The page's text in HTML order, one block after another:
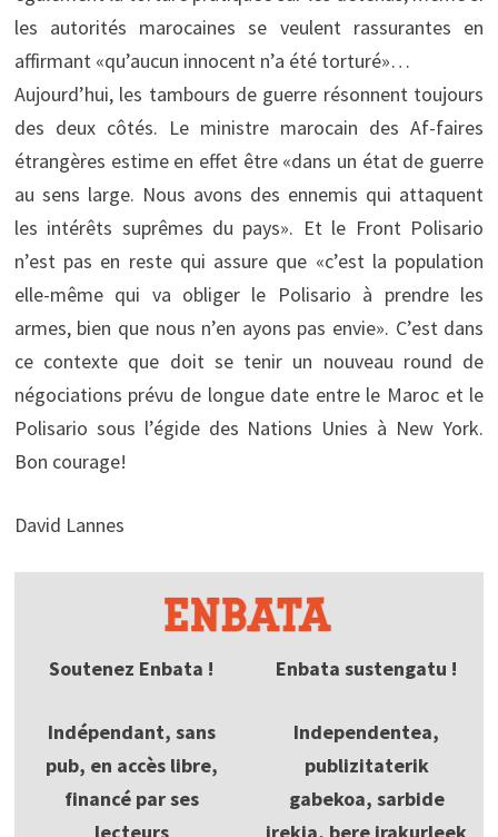
les autorités marocaines se veulent rassurantes en
affirmant «qu’aucun innocent n’a été torturé»…
Aujourd’hui, les tambours de guerre résonnent toujours
des deux côtés. Le ministre marocain des Af-faires
étrangères estime en effet être «dans un état de guerre
au sens large. Nous avons des ennemis qui attaquent
les intérêts suprêmes du pays». Et le Front Polisario
n’est pas en reste qui assure que «c’est la population
elle-même qui va obliger le Polisario à prendre les
armes, bien que nous n’en ayons pas envie». C’est dans
ce contexte que doit se tenir un nouveau round de
négociations prévu de longue date entre le Maroc et le
Polisario sous l’égide des Nations Unies à New York.
Bon courage!
David Lannes
Soutenez Enbata !
Indépendant, sans
pub, en accès libre,
financé par ses
Enbata sustengatu !
Independentea,
publizitaterik
gabekoa, sarbide